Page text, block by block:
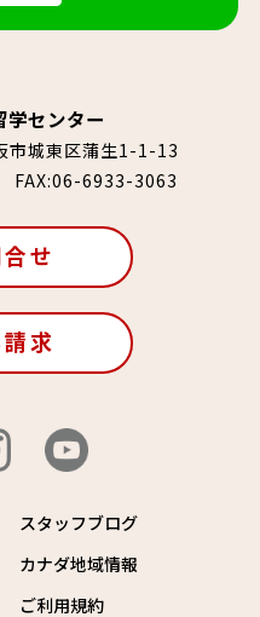
学センター
城東区蒲生1-1-13
6933-3063
せ
求
スタッフブログ
カナダ地域情報
ご利用規約